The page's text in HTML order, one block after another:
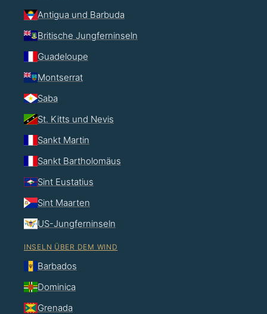
Antigua und Barbuda
Britische Jungferninseln
Guadeloupe
Montserrat
Saba
St. Kitts und Nevis
Sankt Martin
Sankt Bartholomäus
Sint Eustatius
Sint Maarten
US-Jungferninseln
INSELN ÜBER DEM WIND
Barbados
Dominica
Grenada